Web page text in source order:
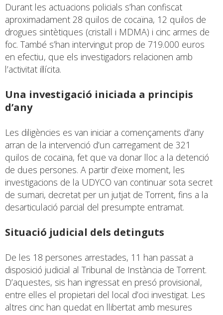
Durant les actuacions policials s’han confiscat
aproximadament 28 quilos de cocaïna, 12 quilos de
drogues sintètiques (cristall i MDMA) i cinc armes de
foc. També s’han intervingut prop de 719.000 euros
en efectiu, que els investigadors relacionen amb
l’activitat il·lícita.
Una investigació iniciada a principis
d’any
Les diligències es van iniciar a començaments d’any
arran de la intervenció d’un carregament de 321
quilos de cocaïna, fet que va donar lloc a la detenció
de dues persones. A partir d’eixe moment, les
investigacions de la UDYCO van continuar sota secret
de sumari, decretat per un jutjat de Torrent, fins a la
desarticulació parcial del presumpte entramat.
Situació judicial dels detinguts
De les 18 persones arrestades, 11 han passat a
disposició judicial al Tribunal de Instància de Torrent.
D’aquestes, sis han ingressat en presó provisional,
entre elles el propietari del local d’oci investigat. Les
altres cinc han quedat en llibertat amb mesures